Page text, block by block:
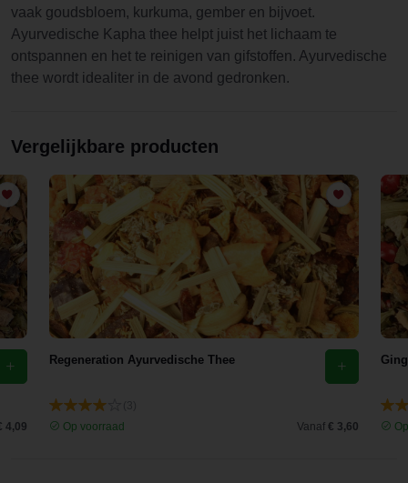
vaak goudsbloem, kurkuma, gember en bijvoet.
Ayurvedische Kapha thee helpt juist het lichaam te
ontspannen en het te reinigen van gifstoffen. Ayurvedische
thee wordt idealiter in de avond gedronken.
Vergelijkbare producten
4,09
Regeneration Ayurvedische Thee
Op voorraad
Vanaf € 3,60